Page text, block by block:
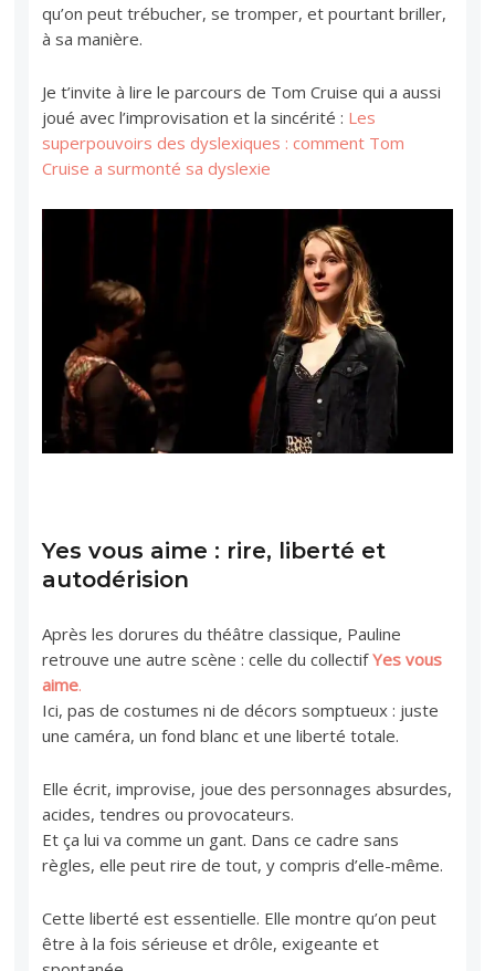
qu’on peut trébucher, se tromper, et pourtant briller,
à sa manière.
Je t’invite à lire le parcours de Tom Cruise qui a aussi
joué avec l’improvisation et la sincérité : Les
superpouvoirs des dyslexiques : comment Tom
Cruise a surmonté sa dyslexie
Yes vous aime : rire, liberté et
autodérision
Après les dorures du théâtre classique, Pauline
retrouve une autre scène : celle du collectifYes vous
aime.
Ici, pas de costumes ni de décors somptueux : juste
une caméra, un fond blanc et une liberté totale.
Elle écrit, improvise, joue des personnages absurdes,
acides, tendres ou provocateurs.
Et ça lui va comme un gant. Dans ce cadre sans
règles, elle peut rire de tout, y compris d’elle-même.
Cette liberté est essentielle. Elle montre qu’on peut
être à la fois sérieuse et drôle, exigeante et